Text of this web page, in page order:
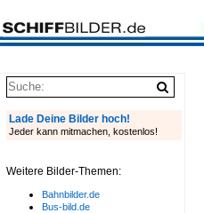
Lade Deine Bilder hoch!
Jeder kann mitmachen, kostenlos!
Weitere Bilder-Themen:
Bahnbilder.de
Bus-bild.de